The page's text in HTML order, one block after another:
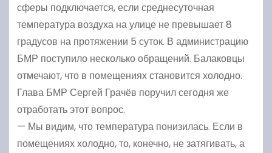
сферы подключается, если среднесуточная
температура воздуха на улице не превышает 8
градусов на протяжении 5 суток. В администрацию
БМР поступило несколько обращений. Балаковцы
отмечают, что в помещениях становится холодно.
Глава БМР Сергей Грачёв поручил сегодня же
отработать этот вопрос.
— Мы видим, что температура понизилась. Если в
помещениях холодно, то, конечно, не затягивать, а